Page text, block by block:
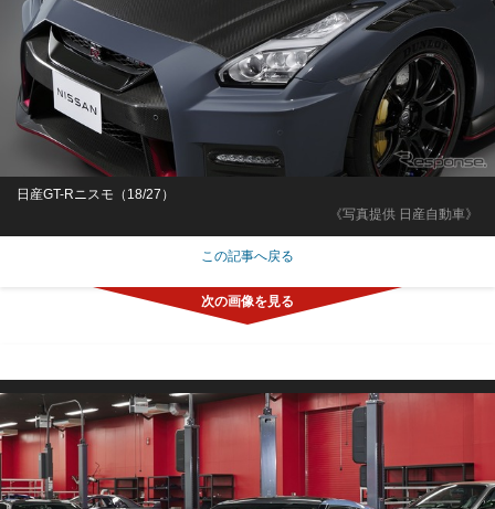
《写真提供 日産自動車》
日産GT-Rニスモ（18/27）
この記事へ戻る